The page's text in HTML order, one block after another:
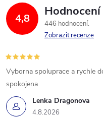
4,8
446 hodnocení
Zobrazit recenze
Lenka Dragonova
4.8.2026
Vyborna spoluprace a rychle
spokojena